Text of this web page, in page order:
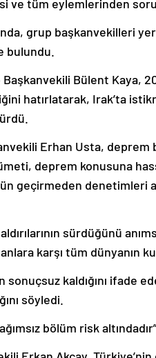
ve tüm eylemlerinden
grup başkanvekilleri
bulundu.
Bülent Kaya,
hatırlatarak, Irak’ta
Erhan Usta,
deprem konusuna
geçirmeden denetimleri
sürdüğünü
karşı tüm dünyanın
sonuçsuz kaldığını ifade
söyledi.
bölüm risk